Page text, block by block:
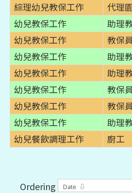
綜理幼兒教保工作
代理
幼兒教保工作
助理
幼兒教保工作
教保員
幼兒教保工作
助理
幼兒教保工作
助理
幼兒教保工作
教保員
幼兒教保工作
教保員
幼兒教保工作
助理
幼兒餐飲調理工作
廚工
Ordering